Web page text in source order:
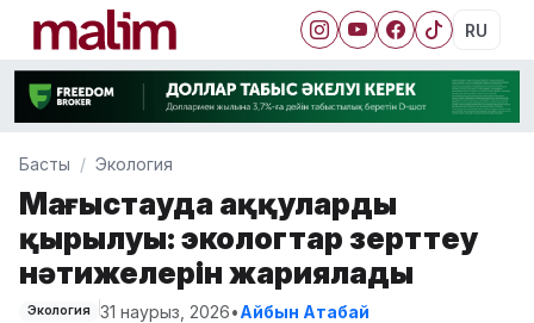
RU
Басты Экология
Маңғыстауда аққулардың
қырылуы: экологтар зерттеу
нәтижелерін жариялады
Экология 31 наурыз, 2026•Айбын Атабай